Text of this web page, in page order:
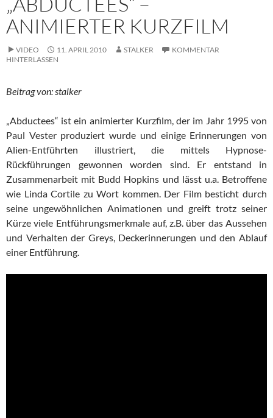
ANIMIERTER KURZFILM
VIDEO 11. APRIL 2010 STALKER
KOMMENTAR
HINTERLASSEN
Beitrag von: stalker
„Abductees“ ist ein animierter Kurzfilm, der im Jahr 1995 von
Paul Vester produziert wurde und einige Erinnerungen von
Alien-Entführten illustriert, die mittels Hypnose-
Rückführungen gewonnen worden sind. Er entstand in
Zusammenarbeit mit Budd Hopkins und lässt u.a. Betroffene
wie Linda Cortile zu Wort kommen. Der Film besticht durch
seine ungewöhnlichen Animationen und greift trotz seiner
Kürze viele Entführungsmerkmale auf, z.B. über das Aussehen
und Verhalten der Greys, Deckerinnerungen und den Ablauf
einer Entführung.